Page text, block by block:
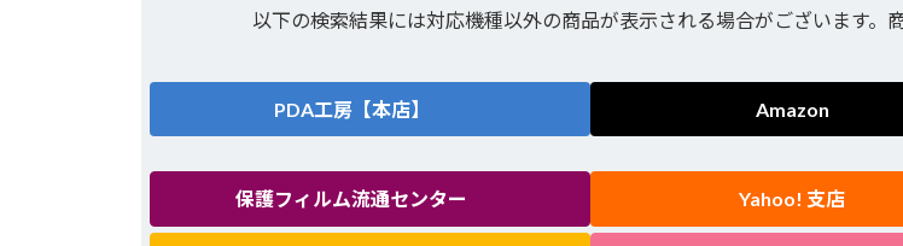
以下の検索結果には対応機種以外の商品が表示される場合がございます。
PDA工房【本店】 Amazon
保護フィルム流通センター Yahoo! 支店